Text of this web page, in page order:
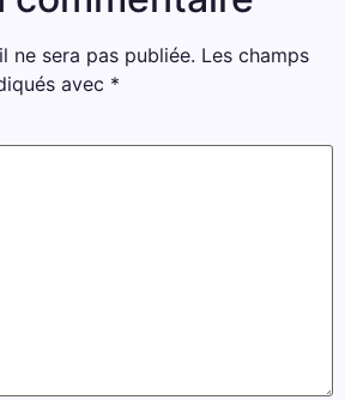
ne sera pas publiée. Les champs
avec *